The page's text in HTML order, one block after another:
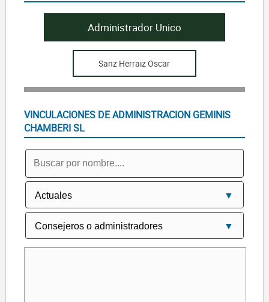
Administrador Unico
Sanz Herraiz Oscar
VINCULACIONES DE ADMINISTRACION GEMINIS
CHAMBERI SL